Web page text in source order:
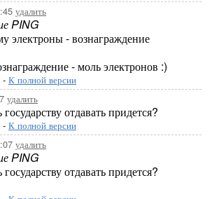
удалить
PING
электроны - вознаграждение
- моль электронов :)
- К полной версии
удалить
государству отдавать придется?
- К полной версии
удалить
PING
государству отдавать придется?